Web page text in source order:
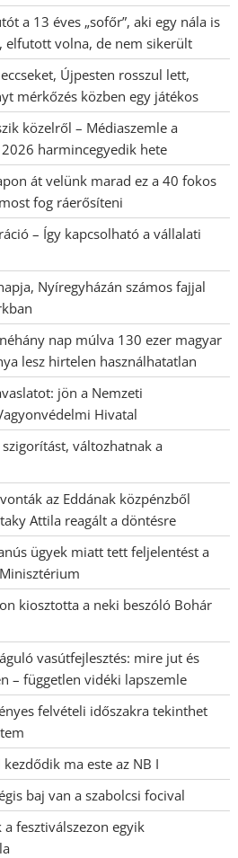
a 13 éves „sofőr”, aki egy nála is
elfutott volna, de nem sikerült
Újpesten rosszul lett,
mérkőzés közben egy játékos
közelről – Médiaszemle a
harmincegyedik hete
át velünk marad ez a 40 fokos
fog ráerősíteni
– Így kapcsolható a vállalati
Nyíregyházán számos fajjal
nap múlva 130 ezer magyar
lesz hirtelen használhatatlan
jön a Nemzeti
Hivatal
változhatnak a
az Eddának közpénzből
Attila reagált a döntésre
ügyek miatt tett feljelentést a
kiosztotta a neki beszóló Bohár
vasútfejlesztés: mire jut és
– független vidéki lapszemle
felvételi időszakra tekinthet
ma este az NB I
baj van a szabolcsi focival
fesztiválszezon egyik